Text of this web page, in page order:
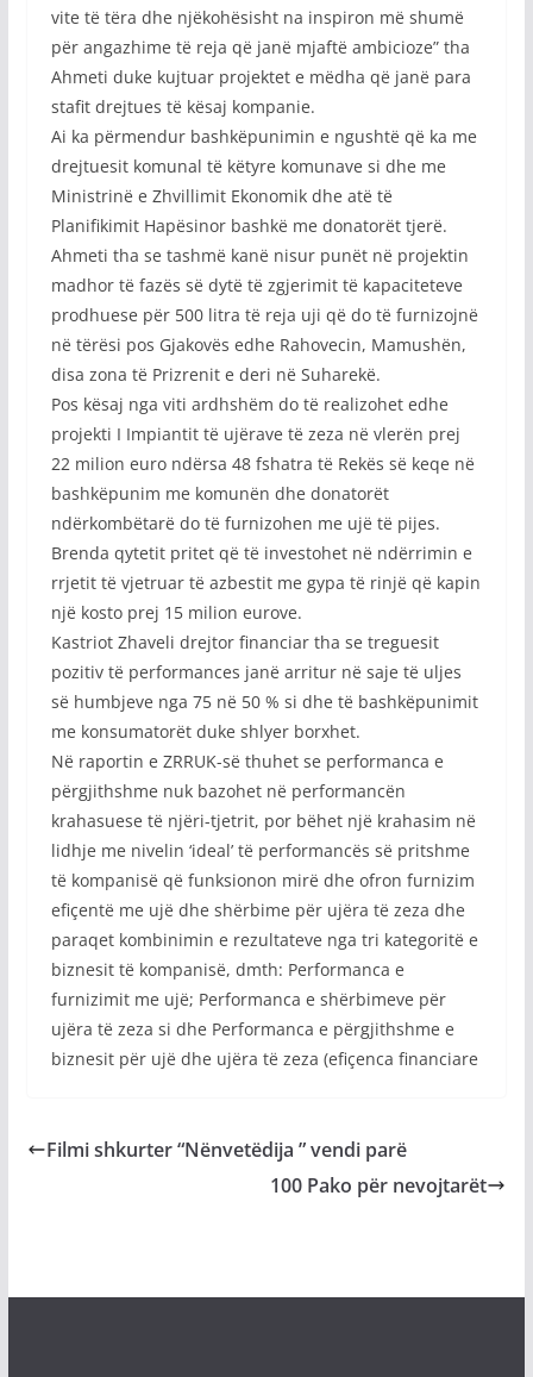
vite të tëra dhe njëkohësisht na inspiron më shumë
për angazhime të reja që janë mjaftë ambicioze” tha
Ahmeti duke kujtuar projektet e mëdha që janë para
stafit drejtues të kësaj kompanie.
Ai ka përmendur bashkëpunimin e ngushtë që ka me
drejtuesit komunal të këtyre komunave si dhe me
Ministrinë e Zhvillimit Ekonomik dhe atë të
Planifikimit Hapësinor bashkë me donatorët tjerë.
Ahmeti tha se tashmë kanë nisur punët në projektin
madhor të fazës së dytë të zgjerimit të kapaciteteve
prodhuese për 500 litra të reja uji që do të furnizojnë
në tërësi pos Gjakovës edhe Rahovecin, Mamushën,
disa zona të Prizrenit e deri në Suharekë.
Pos kësaj nga viti ardhshëm do të realizohet edhe
projekti I Impiantit të ujërave të zeza në vlerën prej
22 milion euro ndërsa 48 fshatra të Rekës së keqe në
bashkëpunim me komunën dhe donatorët
ndërkombëtarë do të furnizohen me ujë të pijes.
Brenda qytetit pritet që të investohet në ndërrimin e
rrjetit të vjetruar të azbestit me gypa të rinjë që kapin
një kosto prej 15 milion eurove.
Kastriot Zhaveli drejtor financiar tha se treguesit
pozitiv të performances janë arritur në saje të uljes
së humbjeve nga 75 në 50 % si dhe të bashkëpunimit
me konsumatorët duke shlyer borxhet.
Në raportin e ZRRUK-së thuhet se performanca e
përgjithshme nuk bazohet në performancën
krahasuese të njëri-tjetrit, por bëhet një krahasim në
lidhje me nivelin ‘ideal’ të performancës së pritshme
të kompanisë që funksionon mirë dhe ofron furnizim
efiçentë me ujë dhe shërbime për ujëra të zeza dhe
paraqet kombinimin e rezultateve nga tri kategoritë e
biznesit të kompanisë, dmth: Performanca e
furnizimit me ujë; Performanca e shërbimeve për
ujëra të zeza si dhe Performanca e përgjithshme e
biznesit për ujë dhe ujëra të zeza (efiçenca financiare
Filmi shkurter “Nënvetëdija ” vendi parë
100 Pako për nevojtarët